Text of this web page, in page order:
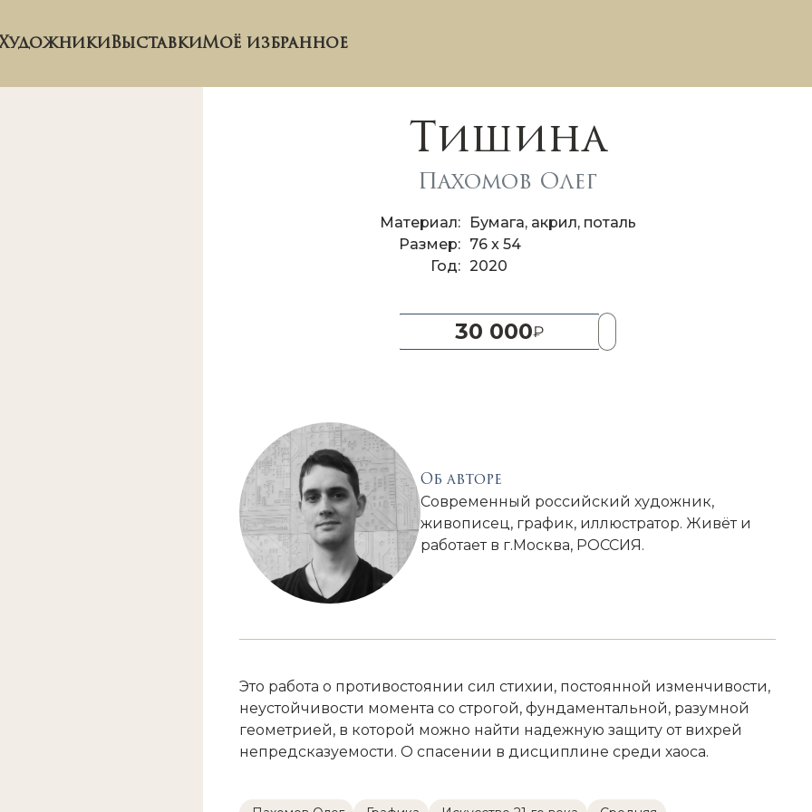
ВыставкиМоё избранное
Тишина
Пахомов Олег
Материал
Бумага, акрил, поталь
Размер
76 x 54
Год
2020
30 000
Об авторе
Современный российский художник,
живописец, график, иллюстратор. Живёт и
работает в г.Москва, РОССИЯ.
Это работа о противостоянии сил стихии, постоянной изменчивости,
неустойчивости момента со строгой, фундаментальной, разумной
геометрией, в которой можно найти надежную защиту от вихрей
непредсказуемости. О спасении в дисциплине среди хаоса.